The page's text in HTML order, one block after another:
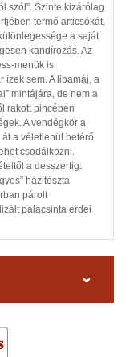
szól”. Szinte kizárólag
termő articsókát,
a saját
kandírozás. Az
menük is
ízek sem. A libamáj, a
mintájára, de nem a
rakott pincében
A vendégkör a
a véletlenül betérő
csodálkozni.
a desszertig:
házitészta
párolt
palacsinta erdei